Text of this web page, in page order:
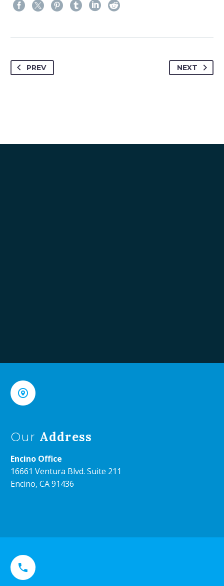
PREV NEXT


Our Address
Encino Office
16661 Ventura Blvd. Suite 211
Encino, CA 91436

